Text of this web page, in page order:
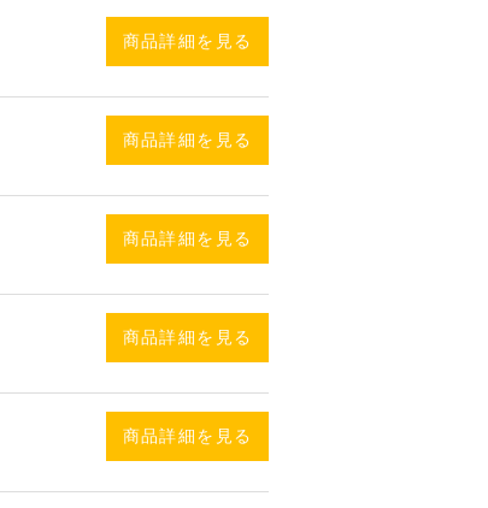
商品詳細を見る
商品詳細を見る
商品詳細を見る
商品詳細を見る
商品詳細を見る